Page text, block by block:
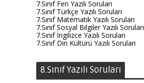
7.Sınıf Fen Yazılı Soruları
7.Sınıf Türkçe Yazılı Soruları
7.Sınıf Matematik Yazılı Soruları
7.Sınıf Sosyal Bilgiler Yazılı Soruları
7.Sınıf İngilizce Yazılı Soruları
7.Sınıf Din Kültürü Yazılı Soruları
8.Sınıf Yazılı Soruları